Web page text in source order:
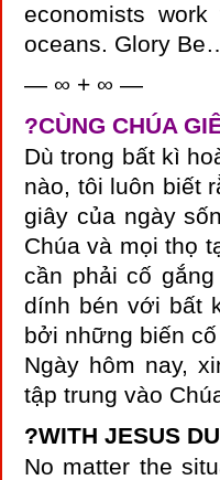
economists
oceans. Glory
— ∞ + ∞ —
?CÙNG CHÚA
Dù trong bất kì
nào, tôi luôn biết
giây của ngày
Chúa và mọi thọ
cần phải cố
dính bén với bất
bởi những biến
Ngày hôm nay,
tập trung vào
?WITH JESUS
No matter the